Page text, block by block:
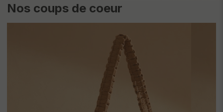
Nos coups de coeur